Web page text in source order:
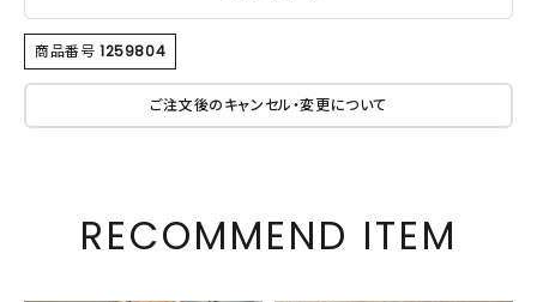
商品番号 1259804
ご注文後のキャンセル・変更について
RECOMMEND ITEM